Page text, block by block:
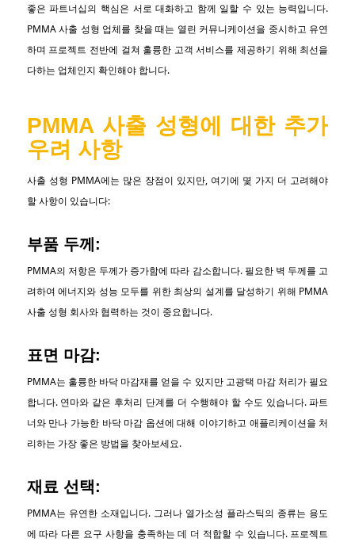
좋은 파트너십의 핵심은 서로 대화하고 함께 일할 수 있는 능력입니다.
PMMA 사출 성형 업체를 찾을 때는 열린 커뮤니케이션을 중시하고 유연
하며 프로젝트 전반에 걸쳐 훌륭한 고객 서비스를 제공하기 위해 최선을
다하는 업체인지 확인해야 합니다.
PMMA 사출 성형에 대한 추가
우려 사항
사출 성형 PMMA에는 많은 장점이 있지만, 여기에 몇 가지 더 고려해야
할 사항이 있습니다:
부품 두께:
PMMA의 저항은 두께가 증가함에 따라 감소합니다. 필요한 벽 두께를 고
려하여 에너지와 성능 모두를 위한 최상의 설계를 달성하기 위해 PMMA
사출 성형 회사와 협력하는 것이 중요합니다.
표면 마감:
PMMA는 훌륭한 바닥 마감재를 얻을 수 있지만 고광택 마감 처리가 필요
합니다. 연마와 같은 후처리 단계를 더 수행해야 할 수도 있습니다. 파트
너와 만나 가능한 바닥 마감 옵션에 대해 이야기하고 애플리케이션을 처
리하는 가장 좋은 방법을 찾아보세요.
재료 선택:
PMMA는 유연한 소재입니다. 그러나 열가소성 플라스틱의 종류는 용도
에 따라 다른 요구 사항을 충족하는 데 더 적합할 수 있습니다. 프로젝트